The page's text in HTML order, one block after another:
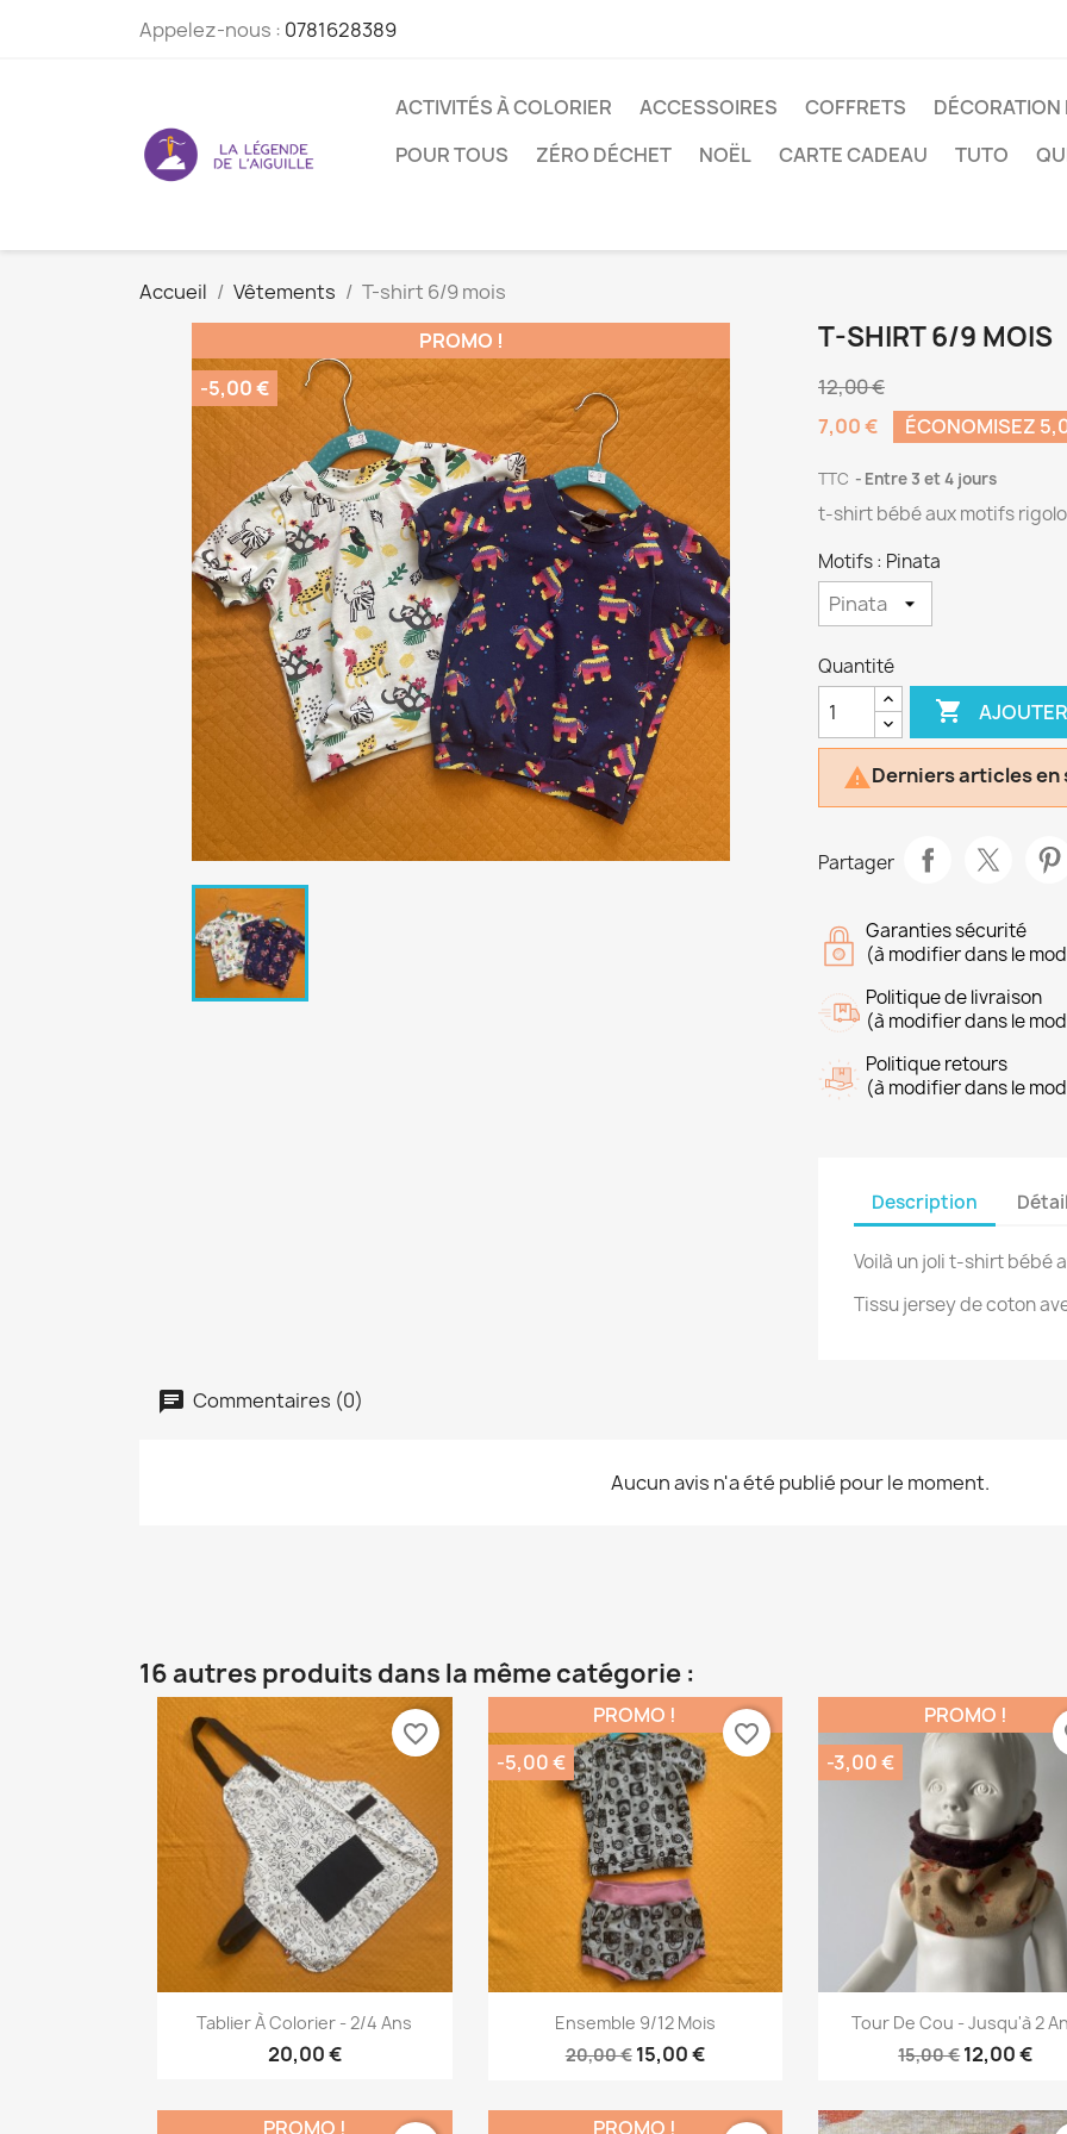
Appelez-nous : 0781628389
ACTIVITÉS À COLORIER ACCESSOIRES COFFRETS DÉCORATION
POUR TOUS
ZÉRO DÉCHET NOËL CARTE CADEAU TUTO
Accueil Vêtements
T-shirt 6/9 mois
PROMO !
-5,00 €
T-SHIRT 6/9 MOIS
12,00 €
7,00 €
ÉCONOMISEZ
TTC Entre 3 et 4 jours
t-shirt bébé aux motifs
Motifs : Pinata
Quantité

Derniers articles en
Partager
Garanties sécurité
(à modifier dans le
Politique de livraison
(à modifier dans le
Politique retours
(à modifier dans le
Description
Voilà un joli t-shirt bébé
Tissu jersey de coton
Commentaires (0)
Aucun avis n'a été publié pour le moment.
16 autres produits dans la même catégorie :
 Aperçu rapide
Tablier À Colorier - 2/4 Ans
20,00 €
favorite_border
Aperçu rapide
Ensemble 9/12 Mois
20,00 € 15,00 €
PROMO !
-5,00 €
favorite_border
Aperçu rapide
Tour De Cou - Jusqu'à 2
15,00 €12,00 €
PROMO !
-3,00 €
PROMO !
PROMO !